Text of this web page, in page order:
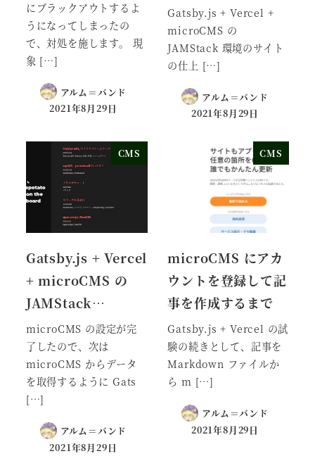
にブラックアウトするよ
うになってしまったの
で、対処を施します。 現
象 […]
アルム＝バンド
2021年8月29日
Gatsby.js + Vercel +
microCMS の
JAMStack 環境のサイト
の仕上 […]
アルム＝バンド
2021年8月29日
CMS
Gatsby.js + Vercel
+ microCMS の
JAMStack…
microCMS の設定が完
了したので、次は
microCMS からデータ
を取得するように Gats
[…]
アルム＝バンド
2021年8月29日
CMS
microCMS にアカ
ウントを登録して記
事を作成するまで
Gatsby.js + Vercel の試
験の続きとして、記事を
Markdown ファイルか
ら m […]
アルム＝バンド
2021年8月29日